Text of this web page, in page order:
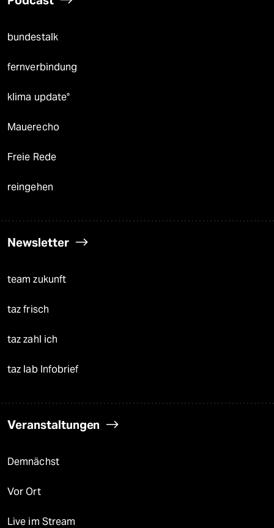
bundestalk
fernverbindung
klima update°
Mauerecho
Freie Rede
reingehen
Newsletter
team zukunft
taz frisch
taz zahl ich
taz lab Infobrief
Veranstaltungen
Demnächst
Vor Ort
Live im Stream